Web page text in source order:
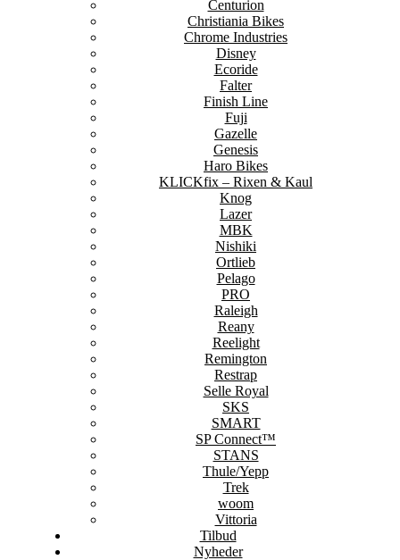
Centurion
Christiania Bikes
Chrome Industries
Disney
Ecoride
Falter
Finish Line
Fuji
Gazelle
Genesis
Haro Bikes
KLICKfix – Rixen & Kaul
Knog
Lazer
MBK
Nishiki
Ortlieb
Pelago
PRO
Raleigh
Reany
Reelight
Remington
Restrap
Selle Royal
SKS
SMART
SP Connect™
STANS
Thule/Yepp
Trek
woom
Vittoria
Tilbud
Nyheder